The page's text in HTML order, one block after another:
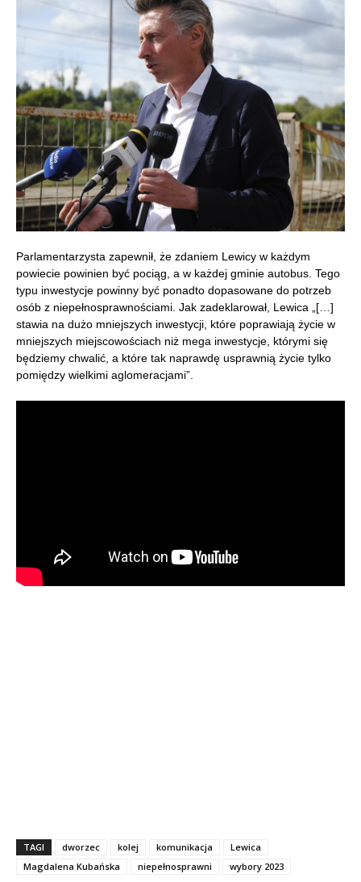
Parlamentarzysta zapewnił, że zdaniem Lewicy w każdym
powiecie powinien być pociąg, a w każdej gminie autobus. Tego
typu inwestycje powinny być ponadto dopasowane do potrzeb
osób z niepełnosprawnościami. Jak zadeklarował, Lewica „[…]
stawia na dużo mniejszych inwestycji, które poprawiają życie w
mniejszych miejscowościach niż mega inwestycje, którymi się
będziemy chwalić, a które tak naprawdę usprawnią życie tylko
pomiędzy wielkimi aglomeracjami”.
TAGI dworzec kolej komunikacja
Lewica
Magdalena Kubańska
niepełnosprawni wybory 2023